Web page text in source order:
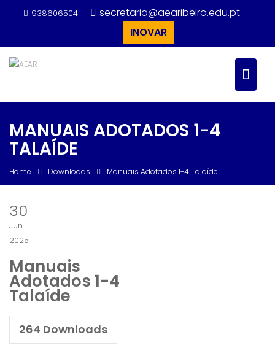
938606504
secretaria@aearibeiro.edu.pt
INOVAR
MANUAIS ADOTADOS 1-4
TALAÍDE
Home Downloads Manuais Adotados 1-4 Talaíde
30
Jun
2025
Manuais
Adotados 1-4
Talaíde
264 Downloads